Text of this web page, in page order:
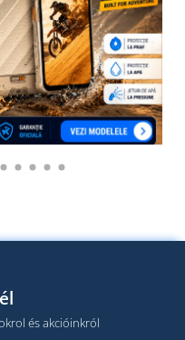
és akcióinkról